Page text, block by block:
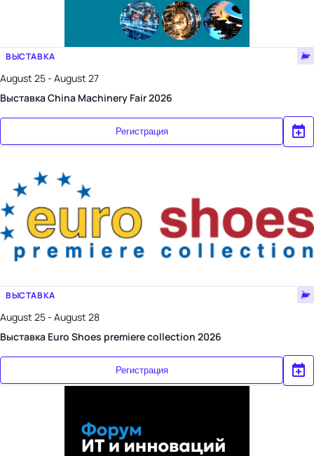
ВЫСТАВКА
August 25 - August 27
Выставка China Machinery Fair 2026
Регистрация
ВЫСТАВКА
August 25 - August 28
Выставка Euro Shoes premiere collection 2026
Регистрация